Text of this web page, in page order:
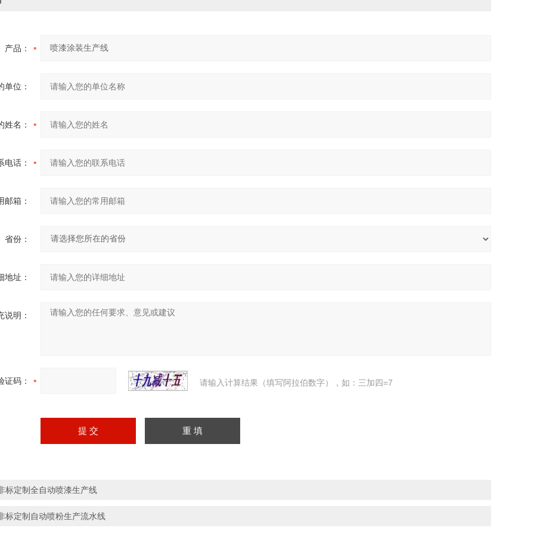
产品：
单位：
姓名：
电话：
邮箱：
省份：
地址：
说明：
证码： 请输入计算结果（填写阿拉伯数字），如：三加四=7
标定制全自动喷漆生产线
标定制自动喷粉生产流水线